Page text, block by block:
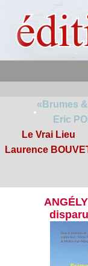
•
«Brumes
Eric
Le Vrai Lieu
Laurence